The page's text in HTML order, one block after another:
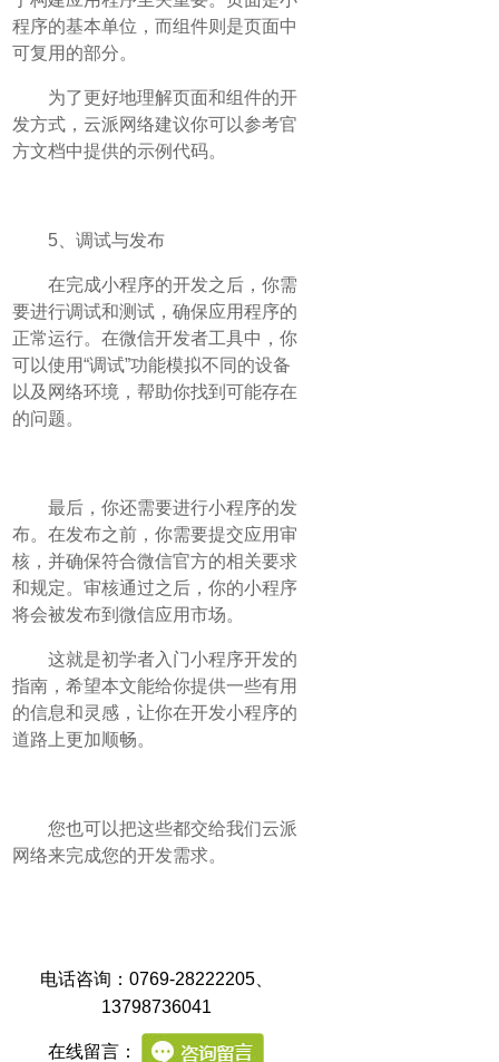
程序的基本单位，而组件则是页面中
可复用的部分。
为了更好地理解页面和组件的开
发方式，云派网络建议你可以参考官
方文档中提供的示例代码。
5、调试与发布
在完成小程序的开发之后，你需
要进行调试和测试，确保应用程序的
正常运行。在微信开发者工具中，你
可以使用“调试”功能模拟不同的设备
以及网络环境，帮助你找到可能存在
的问题。
最后，你还需要进行小程序的发
布。在发布之前，你需要提交应用审
核，并确保符合微信官方的相关要求
和规定。审核通过之后，你的小程序
将会被发布到微信应用市场。
这就是初学者入门小程序开发的
指南，希望本文能给你提供一些有用
的信息和灵感，让你在开发小程序的
道路上更加顺畅。
您也可以把这些都交给我们云派
网络来完成您的开发需求。
电话咨询：0769-28222205、
13798736041
在线留言：